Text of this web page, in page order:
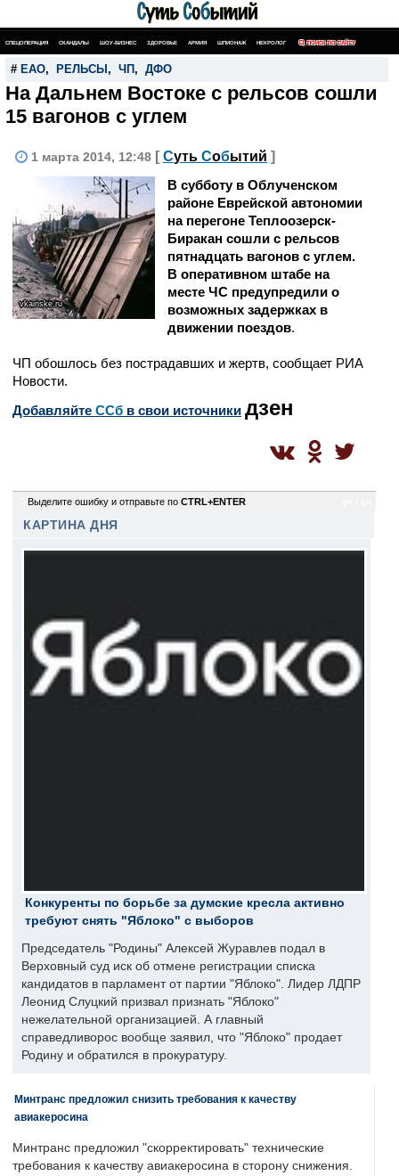
СПЕЦОПЕРАЦИЯ СКАНДАЛЫ ШОУ-БИЗНЕС ЗДОРОВЬЕ АРМИЯ ШПИОНАЖ НЕКРОЛОГ ПОИСК ПО САЙТУ
# ЕАО, РЕЛЬСЫ , ЧП , ДФО
На Дальнем Востоке с рельсов сошли
15 вагонов с углем
1 марта 2014, 12:48 [ Суть Событий ]
vkainske.ru
В субботу в Облученском
районе Еврейской автономии
на перегоне Теплоозерск-
Биракан сошли с рельсов
пятнадцать вагонов с углем.
В оперативном штабе на
месте ЧС предупредили о
возможных задержках в
движении поездов.
ЧП обошлось без пострадавших и жертв, сообщает РИА
Новости.
Добавляйте CСб в свои источники дзен
Выделите ошибку и отправьте по CTRL+ENTER
КАРТИНА ДНЯ
Конкуренты по борьбе за думские кресла активно
требуют снять "Яблоко" с выборов
Председатель "Родины" Алексей Журавлев подал в
Верховный суд иск об отмене регистрации списка
кандидатов в парламент от партии "Яблоко". Лидер ЛДПР
Леонид Слуцкий призвал признать "Яблоко"
нежелательной организацией. А главный
справедливорос вообще заявил, что "Яблоко" продает
Родину и обратился в прокуратуру.
Минтранс предложил снизить требования к качеству
авиакеросина
Минтранс предложил "скорректировать" технические
требования к качеству авиакеросина в сторону снижения.